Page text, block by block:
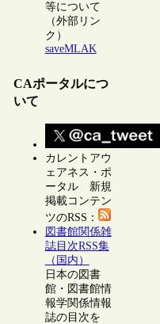
等について
（外部リン
ク）
saveMLAK
CAポータルにつ
いて
カレントアウ
ェアネス・ポ
ータル 新規
掲載コンテン
ツのRSS：
図書館関係雑
誌目次RSS集
（国内）
日本の図書
館・図書館情
報学関係情報
誌の目次を